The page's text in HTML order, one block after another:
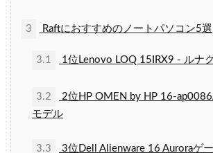
3 Raftにおすすめのノートパソコン5選
3.1 1位Lenovo LOQ 15IRX9 - ルナ
3.2
2位HP OMEN by HP 16-
モデル
3.3
3位Dell Alienware 16 Auroraゲ